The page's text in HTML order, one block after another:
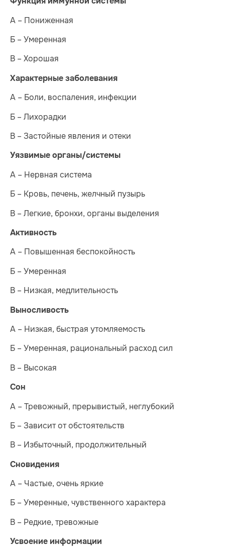
А – Пониженная
Б – Умеренная
В – Хорошая
Характерные заболевания
А – Боли, воспаления, инфекции
Б – Лихорадки
В – Застойные явления и отеки
Уязвимые органы/системы
А – Нервная система
Б – Кровь, печень, желчный пузырь
В – Легкие, бронхи, органы выделения
Активность
А – Повышенная беспокойность
Б – Умеренная
В – Низкая, медлительность
Выносливость
А – Низкая, быстрая утомляемость
Б – Умеренная, рациональный расход сил
В – Высокая
Сон
А – Тревожный, прерывистый, неглубокий
Б – Зависит от обстоятельств
В – Избыточный, продолжительный
Сновидения
А – Частые, очень яркие
Б – Умеренные, чувственного характера
В – Редкие, тревожные
Усвоение информации